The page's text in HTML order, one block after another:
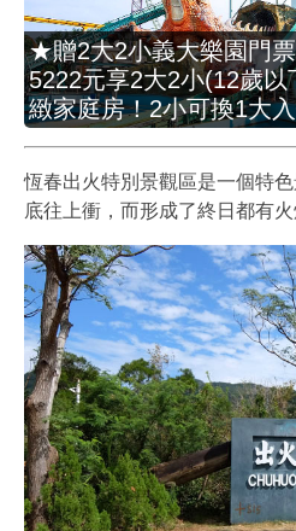
★贈2大2小義大樂園門
5222元享2大2小(12歲
緻家庭房！2小可換1大
恆春出火特別景觀區是一個特
底往上衝，而形成了終日都有火